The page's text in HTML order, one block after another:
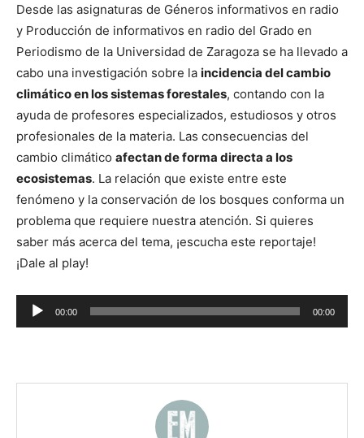
Desde las asignaturas de Géneros informativos en radio
y Producción de informativos en radio del Grado en
Periodismo de la Universidad de Zaragoza se ha llevado a
cabo una investigación sobre la incidencia del cambio
climático en los sistemas forestales, contando con la
ayuda de profesores especializados, estudiosos y otros
profesionales de la materia. Las consecuencias del
cambio climático afectan de forma directa a los
ecosistemas. La relación que existe entre este
fenómeno y la conservación de los bosques conforma un
problema que requiere nuestra atención. Si quieres
saber más acerca del tema, ¡escucha este reportaje!
¡Dale al play!
Reproductor
de
00:00 00:00